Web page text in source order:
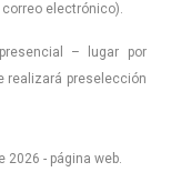
electrónico).
– lugar por
realizará preselección
2026 - página web.